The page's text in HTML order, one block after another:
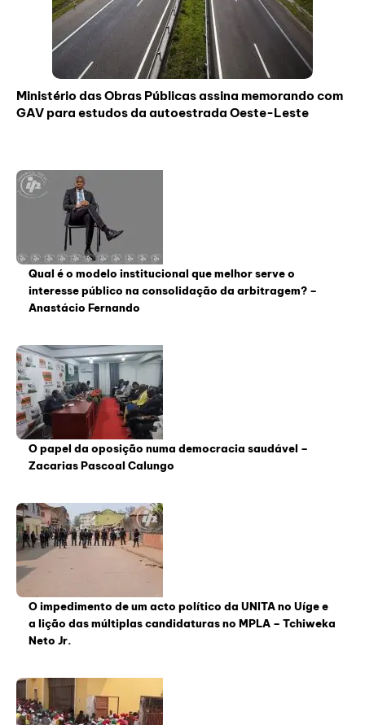
Ministério das Obras Públicas assina memorando com
GAV para estudos da autoestrada Oeste-Leste
Qual é o modelo institucional que melhor serve o
interesse público na consolidação da arbitragem? –
Anastácio Fernando
O papel da oposição numa democracia saudável –
Zacarias Pascoal Calungo
O impedimento de um acto político da UNITA no Uíge e
a lição das múltiplas candidaturas no MPLA – Tchiweka
Neto Jr.